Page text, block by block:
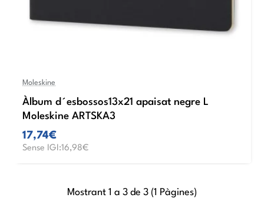
Moleskine
Àlbum d´esbossos13x21 apaisat negre L
Moleskine ARTSKA3
17,74€
Sense IGI:16,98€
Mostrant 1 a 3 de 3 (1 Pàgines)